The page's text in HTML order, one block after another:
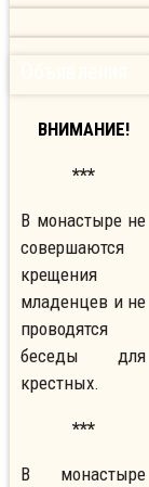
ВНИМАНИЕ!
***
В монастыре не
совершаются
крещения
младенцев и не
проводятся
беседы для
крестных.
***
В монастыре